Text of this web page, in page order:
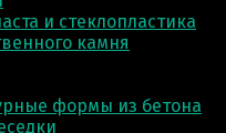
и стеклопластика
камня
формы из бетона